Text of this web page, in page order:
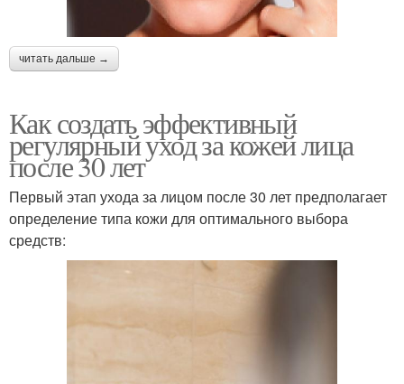
читать дальше →
Как создать эффективный
регулярный уход за кожей лица
после 30 лет
Первый этап ухода за лицом после 30 лет предполагает
определение типа кожи для оптимального выбора
средств: